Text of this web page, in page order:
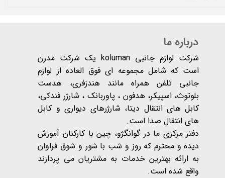
درباره ما
شرکت لوازم جانبی koluman یک شرکت مدرن
است که شامل مجموعه ای فوق العاده از لوازم
جانبی تلفن همراه مانند هندزفری، هدست
بلوتوث، اسپیکر، هدفون ، پاوربانک ، شارژر فندکی،
کابل های انتقال دیتا، شارژرهای دیواری و کابل
های انتقال صدا است.
دفتر مرکزی ما در گوانگژو، چین با کارکنان آموزش
دیده و محترم که روز و شب با شور و شوق فراوان
به ارائه بهترین خدمات به مشتریان می پردازند
واقع شده است​​​​​​​.